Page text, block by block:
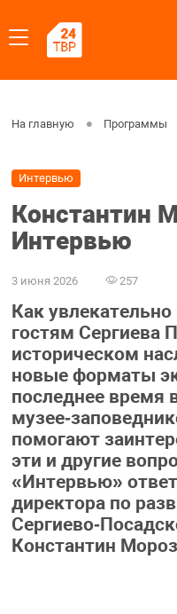
На главную Программы
Интервью
Константин
Интервью
3 июня 2026 257
Как
гостям Сергиева
историческом
новые форматы
последнее время
помогают
эти и другие
«Интервью»
директора по
Константин